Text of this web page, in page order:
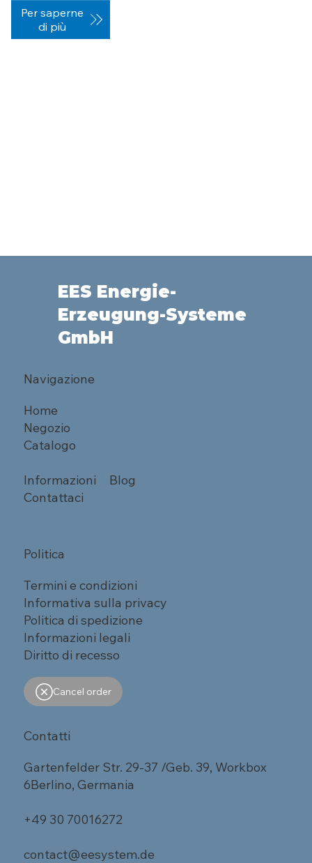
Per saperne
di più
EES Energie-
Erzeugung-Systeme
GmbH
Navigazione
Home
Negozio
Catalogo
Informazioni
Blog
Contattaci
Politica
Termini e condizioni
Informativa sulla privacy
Politica di spedizione
Informazioni legali
Diritto di recesso
Cancel order
Contatti
Gartenfelder Str. 29-37 /Geb. 39, Workbox
6Berlino, Germania
+49 30 70016272
contact@eesystem.de